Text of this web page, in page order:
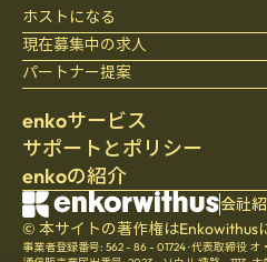
enkoサービス
ステイ先を探す
寝具
ブログ
ヘルプセンター
サポートとポリシー
個人情報保護方針
利用規約
キャンセル・返金ポリシー
enkoの紹介
会社紹介
採用
チームの文化
ホストになる
現在募集中の求人
パートナー提案
会社
© 本サイトの著作権はEnkowithus
事業者登録番号: 562 - 86 - 01724·代表取締役 オ